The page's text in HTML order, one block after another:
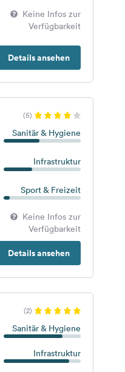
Keine Infos zur
Verfügbarkeit
Details ansehen
(5)
Sanitär & Hygiene
Infrastruktur
Sport & Freizeit
Keine Infos zur
Verfügbarkeit
Details ansehen
(2)
Sanitär & Hygiene
Infrastruktur